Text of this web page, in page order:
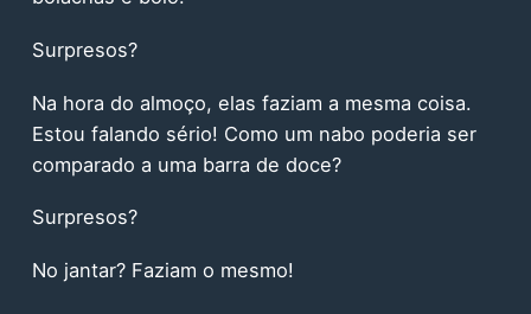
Surpresos?
Na hora do almoço, elas faziam a mesma coisa.
Estou falando sério! Como um nabo poderia ser
comparado a uma barra de doce?
Surpresos?
No jantar? Faziam o mesmo!